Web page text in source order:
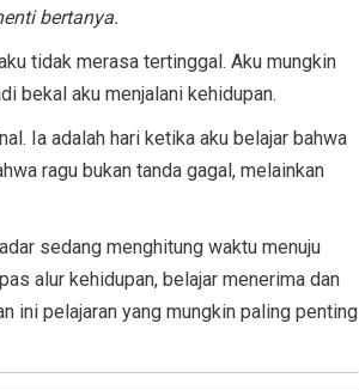
bertanya.
tidak merasa tertinggal. Aku mungkin
bekal aku menjalani kehidupan.
Ia adalah hari ketika aku belajar bahwa
ragu bukan tanda gagal, melainkan
sedang menghitung waktu menuju
alur kehidupan, belajar menerima dan
ini pelajaran yang mungkin paling penting